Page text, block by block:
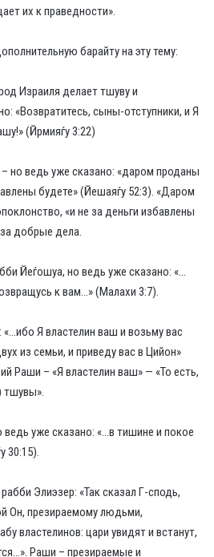
их к праведности».
барайту на эту тему:
Израиля делает тшуву и
«Возвратитесь, сыны-отступники, и Я
(Йрмияѓу 3:22)
но ведь уже сказано: «даром проданы
будете» (Йешаяѓу 52:3). «Даром
«и не за деньги избавлены
добрые дела.
Йеѓошуа, но ведь уже сказано: «…
к вам…» (Малахи 3:7).
Я властелин ваш и возьму вас
из семьи, и приведу вас в Цийон»
Раши – «Я властелин ваш» — «То есть,
тшувы».
уже сказано: «…в тишине и покое
30:15).
Элиэзер: «Так сказал Г-сподь,
Он, презираемому людьми,
властелинов: цари увидят и встанут,
Раши – презираемые и